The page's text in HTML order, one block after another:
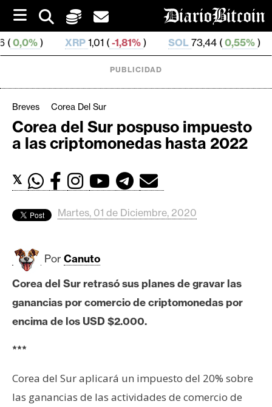
i
p
t
o
XRP -1,81%) SOL 73,44 (0,55%) TRX
C
r
p
o
r
a
d
o
B
i
PUBLICIDAD
Breves Corea Del Sur
Corea del Sur pospuso impuesto
a las criptomonedas hasta 2022
𝕏
Martes, 01 de Diciembre, 2020
Por Canuto
Corea del Sur retrasó sus planes de gravar las
ganancias por comercio de criptomonedas por
encima de los USD $2.000.
***
Corea del Sur aplicará un impuesto del 20% sobre
las ganancias de las actividades de comercio de